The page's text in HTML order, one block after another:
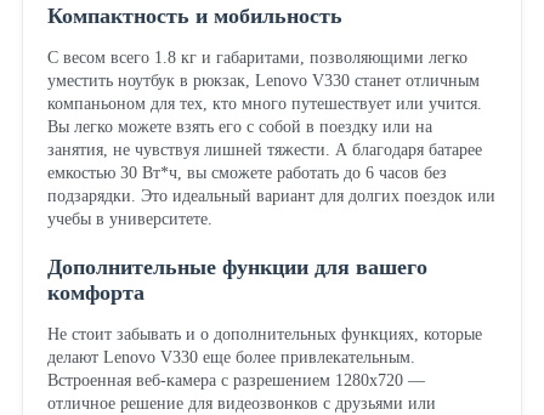
Компактность и мобильность
С весом всего 1.8 кг и габаритами, позволяющими легко
уместить ноутбук в рюкзак, Lenovo V330 станет отличным
компаньоном для тех, кто много путешествует или учится.
Вы легко можете взять его с собой в поездку или на
занятия, не чувствуя лишней тяжести. А благодаря батарее
емкостью 30 Вт*ч, вы сможете работать до 6 часов без
подзарядки. Это идеальный вариант для долгих поездок или
учебы в университете.
Дополнительные функции для вашего
комфорта
Не стоит забывать и о дополнительных функциях, которые
делают Lenovo V330 еще более привлекательным.
Встроенная веб-камера с разрешением 1280x720 —
отличное решение для видеозвонков с друзьями или